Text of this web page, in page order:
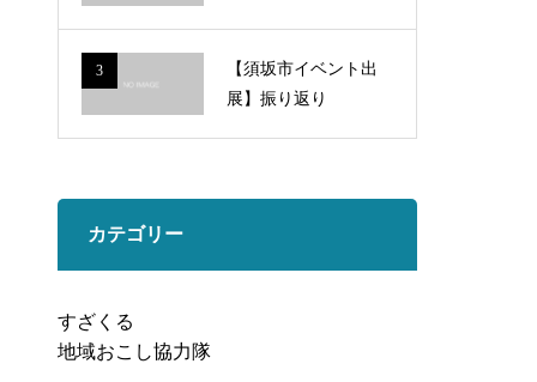
3
【須坂市イベント出
展】振り返り
カテゴリー
すざくる
地域おこし協力隊